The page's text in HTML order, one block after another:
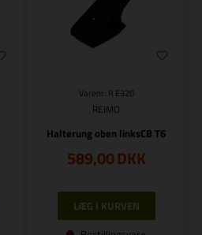
Varenr.: R E320
REIMO
Halterung oben linksCB T6
589,00DKK